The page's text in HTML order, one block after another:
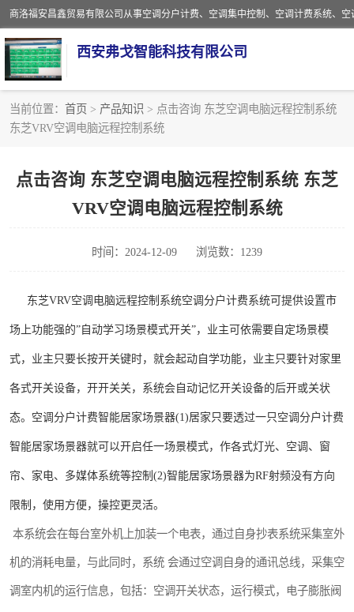
西安弗戈智能科技有限公司
当前位置： 首页 > 产品知识 > 点击咨询 东芝空调电脑远程控制系统
东芝VRV空调电脑远程控制系统
点击咨询 东芝空调电脑远程控制系统 东芝
VRV空调电脑远程控制系统
时间：2024-12-09 浏览数：1239
东芝VRV空调电脑远程控制系统空调分户计费系统可提供设置市
场上功能强的”自动学习场景模式开关”，业主可依需要自定场景模
式，业主只要长按开关键时，就会起动自学功能，业主只要针对家里
各式开关设备，开开关关，系统会自动记忆开关设备的后开或关状
态。空调分户计费智能居家场景器(1)居家只要透过一只空调分户计费
智能居家场景器就可以开启任一场景模式，作各式灯光、空调、窗
帘、家电、多媒体系统等控制(2)智能居家场景器为RF射频没有方向
限制，使用方便，操控更灵活。
本系统会在每台室外机上加装一个电表，通过自身抄表系统采集室外
机的消耗电量，与此同时，系统 会通过空调自身的通讯总线，采集空
调室内机的运行信息，包括：空调开关状态，运行模式，电子膨胀阀
中央空调集中控制
中央空调分户计费
空调计费系统
中央空调计费系统